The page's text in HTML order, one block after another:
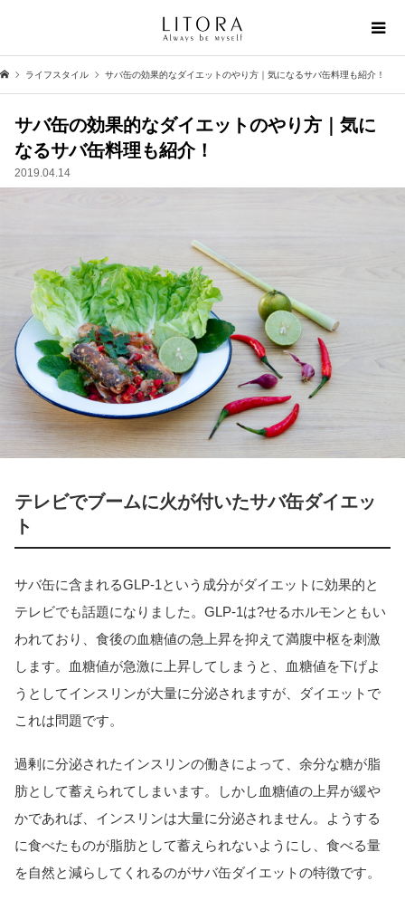
ライフスタイル サバ缶の効果的なダイエットのやり方｜気になるサバ缶料理も紹介！
サバ缶の効果的なダイエットのやり方｜気に
なるサバ缶料理も紹介！
2019.04.14
テレビでブームに火が付いたサバ缶ダイエッ
ト
サバ缶に含まれるGLP-1という成分がダイエットに効果的と
テレビでも話題になりました。GLP-1は?せるホルモンともい
われており、食後の血糖値の急上昇を抑えて満腹中枢を刺激
します。血糖値が急激に上昇してしまうと、血糖値を下げよ
うとしてインスリンが大量に分泌されますが、ダイエットで
これは問題です。
過剰に分泌されたインスリンの働きによって、余分な糖が脂
肪として蓄えられてしまいます。しかし血糖値の上昇が緩や
かであれば、インスリンは大量に分泌されません。ようする
に食べたものが脂肪として蓄えられないようにし、食べる量
を自然と減らしてくれるのがサバ缶ダイエットの特徴です。